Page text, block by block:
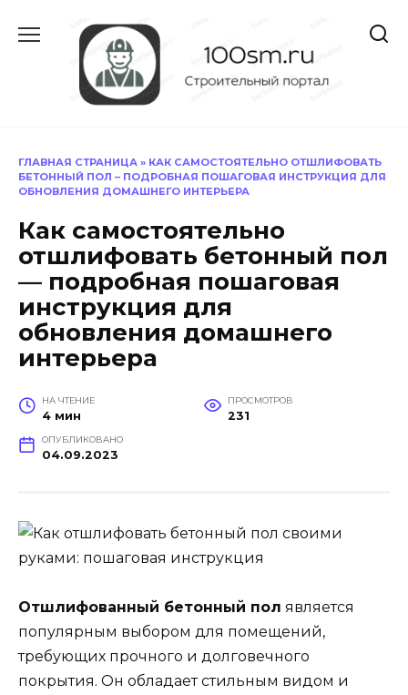
содержанию
ГЛАВНАЯ СТРАНИЦА » КАК САМОСТОЯТЕЛЬНО ОТШЛИФОВАТЬ
БЕТОННЫЙ ПОЛ – ПОДРОБНАЯ ПОШАГОВАЯ ИНСТРУКЦИЯ ДЛЯ
ОБНОВЛЕНИЯ ДОМАШНЕГО ИНТЕРЬЕРА
Как самостоятельно
отшлифовать бетонный пол
— подробная пошаговая
инструкция для
обновления домашнего
интерьера
НА ЧТЕНИЕ
4 мин
ПРОСМОТРОВ
231
ОПУБЛИКОВАНО
04.09.2023
Отшлифованный бетонный пол является
популярным выбором для помещений,
требующих прочного и долговечного
покрытия. Он обладает стильным видом и